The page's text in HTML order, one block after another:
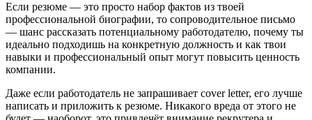
Если резюме — это просто набор фактов из твоей
профессиональной биографии, то сопроводительное письмо
— шанс рассказать потенциальному работодателю, почему ты
идеально подходишь на конкретную должность и как твои
навыки и профессиональный опыт могут повысить ценность
компании.
Даже если работодатель не запрашивает cover letter, его лучше
написать и приложить к резюме. Никакого вреда от этого не